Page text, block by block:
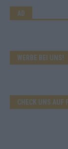
AD
WERBE BEI UNS!
CHECK UNS AUF